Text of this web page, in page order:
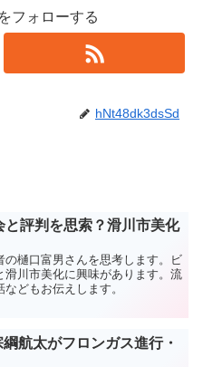
フォローする
hNt48dk3dsSd
評判を思索？滑川市美化
樋口富男さんを思考します。ビ
川市美化に興味があります。流
どもお伝えします。
航太がフロンガス進行・